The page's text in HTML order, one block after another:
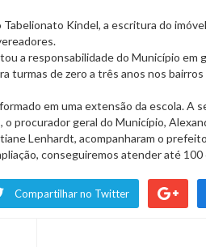
Kindel, a escritura do
a responsabilidade do Município em
turmas de zero a três anos nos
em uma extensão da escola. A
o procurador geral do Município,
Lenhardt, acompanharam o
conseguiremos atender até 100
Compartilhar no Twitter